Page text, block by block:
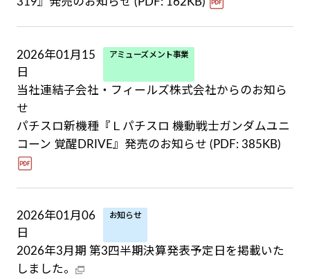
2026年01月15
日
アミューズメント事業
当社連結子会社・フィールズ株式会社からのお知ら
せ
パチスロ新機種『Ｌパチスロ 機動戦士ガンダムユニ
コーン 覚醒DRIVE』発売のお知らせ (PDF: 385KB)
2026年01月06
日
お知らせ
2026年3月期 第3四半期決算発表予定日を掲載いた
しました。